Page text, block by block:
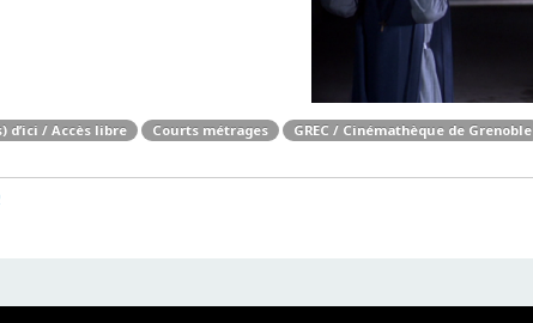
d’ici / Accès libre Courts métrages GREC / Cinémathèque de Grenoble